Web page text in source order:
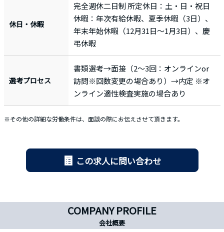
休日・休暇
完全週休二日制 所定休日：土・日・祝日
休暇：年次有給休暇、夏季休暇（3日）、
年末年始休暇（12月31日〜1月3日）、慶
弔休暇
選考プロセス
書類選考→面接（2〜3回：オンラインor
訪問※回数変更の場合あり）→内定 ※オ
ンライン適性検査実施の場合あり
※その他の詳細な労働条件は、面談の際にお伝えさせて頂きます。
この求人に問い合わせ
COMPANY PROFILE
会社概要